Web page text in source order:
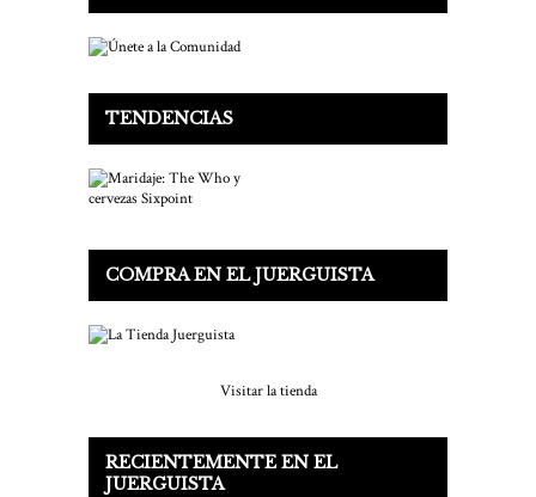
TENDENCIAS
COMPRA EN EL JUERGUISTA
Visitar la tienda
RECIENTEMENTE EN EL
JUERGUISTA